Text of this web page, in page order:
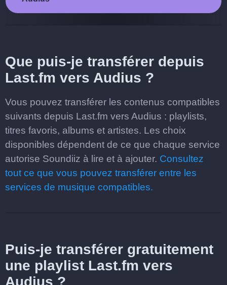
Que puis-je transférer depuis
Last.fm vers Audius ?
Vous pouvez transférer les contenus compatibles
suivants depuis Last.fm vers Audius : playlists,
titres favoris, albums et artistes. Les choix
disponibles dépendent de ce que chaque service
autorise Soundiiz à lire et à ajouter. Consultez
tout ce que vous pouvez transférer entre les
services de musique compatibles.
Puis-je transférer gratuitement
une playlist Last.fm vers
Audius ?